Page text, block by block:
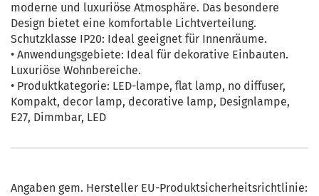
moderne und luxuriöse Atmosphäre. Das besondere
Design bietet eine komfortable Lichtverteilung.
Schutzklasse IP20: Ideal geeignet für Innenräume.
• Anwendungsgebiete: Ideal für dekorative Einbauten.
Luxuriöse Wohnbereiche.
• Produktkategorie: LED-lampe, flat lamp, no diffuser,
Kompakt, decor lamp, decorative lamp, Designlampe,
E27, Dimmbar, LED
Angaben gem. Hersteller EU-Produktsicherheitsrichtlinie: